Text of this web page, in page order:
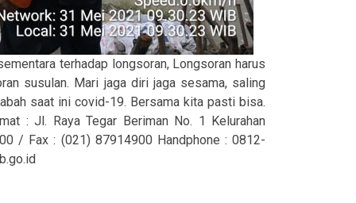
terhadap longsoran, Longsoran harus
susulan. Mari jaga diri jaga sesama, saling
saat ini covid-19. Bersama kita pasti bisa.
: Jl. Raya Tegar Beriman No. 1 Kelurahan
/ Fax : (021) 87914900 Handphone : 0812-